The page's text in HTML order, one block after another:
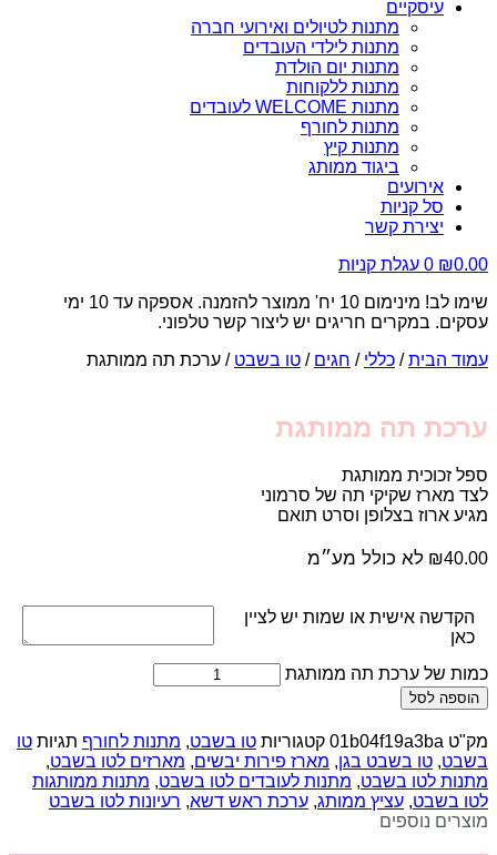
עיסקיים
מתנות לטיולים ואירועי חברה
מתנות לילדי העובדים
מתנות יום הולדת
מתנות ללקוחות
מתנות WELCOME לעובדים
מתנות לחורף
מתנות קיץ
ביגוד ממותג
אירועים
סל קניות
יצירת קשר
₪0.00
0 עגלת קניות
שימו לב! מינימום 10 יח' ממוצר להזמנה. אספקה עד 10 ימי
עסקים. במקרים חריגים יש ליצור קשר טלפוני.
עמוד הבית/ כללי / חגים / טו בשבט / ערכת תה ממותגת
ערכת תה ממותגת
ספל זכוכית ממותגת
לצד מארז שקיקי תה של סרמוני
מגיע ארוז בצלופן וסרט תואם
₪40.00 לא כולל מע״מ
הקדשה אישית או שמות יש לציין
כאן
כמות של ערכת תה ממותגת
הוספה לסל
מק"ט 01b04f19a3ba קטגוריות טו בשבט, מתנות לחורף תגיות טו
בשבט, טו בשבט בגן, מארז פירות יבשים, מארזים לטו בשבט,
מתנות לטו בשבט, מתנות לעובדים לטו בשבט, מתנות ממותגות
לטו בשבט, עציץ ממותג, ערכת ראש דשא, רעיונות לטו בשבט
מוצרים נוספים